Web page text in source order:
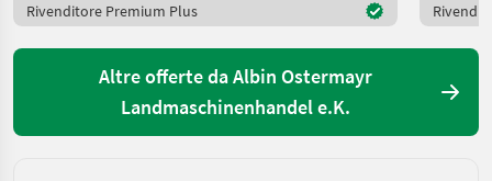
Rivenditore Premium Plus
Altre offerte da Albin Ostermayr
Landmaschinenhandel e.K.